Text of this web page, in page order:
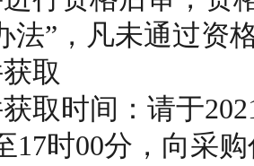
法”，凡未通过资
取
取时间：请于
17时00分，向采